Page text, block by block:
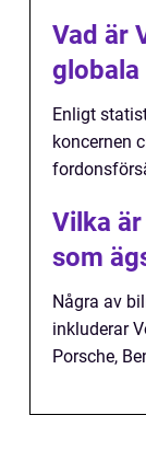
Vad är
globala
Enligt
koncernen
Vilka
som
Några av
inkluderar
Porsche,